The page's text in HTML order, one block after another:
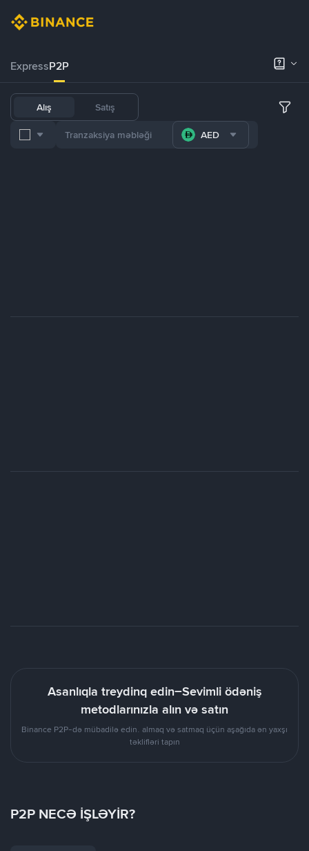
ExpressP2P
Alış Satış
AED
Asanlıqla treydinq edin–Sevimli ödəniş
metodlarınızla alın və satın
Binance P2P-də mübadilə edin. almaq və satmaq üçün aşağıda ən yaxşı
təklifləri tapın
P2P NECƏ İŞLƏYİR?